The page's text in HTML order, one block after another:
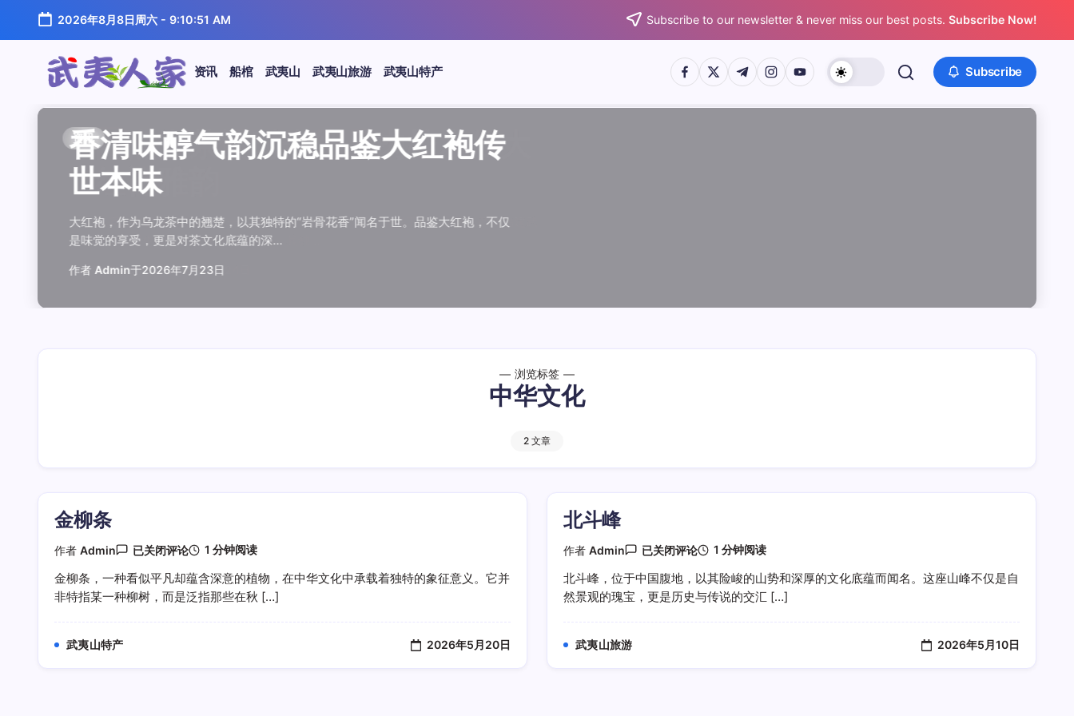
正
2026年8月8日周六- 9:10:52 AM Subscribe to our newsletter & never miss our best posts. Subscribe Now!
武
夷
资讯 船棺 武夷山 武夷山旅游 武夷山特产 https://www.facebook.com/
https://twitter.com/
https://t.me/
https://www.instagram.com/
https://youtube.com/ Subscribe
资讯
闲煮岩茶慢时光细品肉桂水仙大
红袍雅韵
在喧嚣的都市生活中，寻一处静谧，煮一壶岩茶，让时光慢下来。岩茶，产自福建武
夷山，因生长在岩石缝隙中而得名，其独…
作者 Admin于2026年7月24日
资讯
香清味醇气韵沉稳品鉴大红袍传
世本味
大红袍，作为乌龙茶中的翘楚，以其独特的“岩骨花香”闻名于世。品鉴大红袍，不仅
是味觉的享受，更是对茶文化底蕴的深…
作者 Admin于2026年7月23日
资讯
汤水顺滑底蕴绵长品鉴武夷水仙
温润质感
武夷水仙，作为乌龙茶中的经典品种，以其汤水顺滑、底蕴绵长而备受茶客青睐。品
鉴这款茶，仿佛在品味一段悠长的岁月，…
作者 Admin于2026年7月22日
资讯
唇齿留香久久不散品鉴武夷肉桂
独特魅力
武夷岩茶，素有“岩骨花香”之誉，而肉桂更是其中翘楚。其名源于香叶似肉桂，更因
其茶汤入口后，唇齿留香久久不散，令…
作者 Admin于2026年7月21日
资讯
岩韵浓淡各不同三款经典岩茶对
比品鉴
岩茶，作为乌龙茶中的瑰宝，以其独特的“岩韵”闻名于世。所谓岩韵，是茶叶在武夷
山丹霞地貌中吸收岩石矿物精华后形成…
作者 Admin于2026年7月20日
资讯
观汤色赏叶底全面品鉴肉桂水仙
大红袍
品鉴武夷岩茶，观汤色与赏叶底是关键环节。肉桂、水仙、大红袍作为岩茶代表，其
汤色与叶底各具特色，折射出工艺与山场…
作者 Admin于2026年7月19日
资讯
闲煮岩茶慢时光细品肉桂水仙大
红袍雅韵
在喧嚣的都市生活中，寻一处静谧，煮一壶岩茶，让时光慢下来。岩茶，产自福建武
夷山，因生长在岩石缝隙中而得名，其独…
作者 Admin于2026年7月24日
资讯
香清味醇气韵沉稳品鉴大红袍传
世本味
大红袍，作为乌龙茶中的翘楚，以其独特的“岩骨花香”闻名于世。品鉴大红袍，不仅
是味觉的享受，更是对茶文化底蕴的深…
作者 Admin于2026年7月23日
汤水顺滑底蕴绵长品鉴武夷水仙
温润质感
武夷水仙，作为乌龙茶中的经典品种，以其汤水顺滑、底蕴绵长而备受茶客青睐。品
鉴这款茶，仿佛在品味一段悠长的岁月，…
Admin于2026年7月22日
唇齿留香久久不散品鉴武夷肉桂
独特魅力
武夷岩茶，素有“岩骨花香”之誉，而肉桂更是其中翘楚。其名源于香叶似肉桂，更因
其茶汤入口后，唇齿留香久久不散，令…
Admin于2026年7月21日
岩韵浓淡各不同三款经典岩茶对
比品鉴
岩茶，作为乌龙茶中的瑰宝，以其独特的“岩韵”闻名于世。所谓岩韵，是茶叶在武夷
山丹霞地貌中吸收岩石矿物精华后形成…
Admin于2026年7月20日
观汤色赏叶底全面品鉴肉桂水仙
大红袍
品鉴武夷岩茶，观汤色与赏叶底是关键环节。肉桂、水仙、大红袍作为岩茶代表，其
汤色与叶底各具特色，折射出工艺与山场…
Admin于2026年7月19日
闲煮岩茶慢时光细品肉桂水仙大
红袍雅韵
在喧嚣的都市生活中，寻一处静谧，煮一壶岩茶，让时光慢下来。岩茶，产自福建武
夷山，因生长在岩石缝隙中而得名，其独…
Admin于2026年7月24日
香清味醇气韵沉稳品鉴大红袍传
世本味
大红袍，作为乌龙茶中的翘楚，以其独特的“岩骨花香”闻名于世。品鉴大红袍，不仅
是味觉的享受，更是对茶文化底蕴的深…
Admin于2026年7月23日
汤水顺滑底蕴绵长品鉴武夷水仙
温润质感
武夷水仙，作为乌龙茶中的经典品种，以其汤水顺滑、底蕴绵长而备受茶客青睐。品
鉴这款茶，仿佛在品味一段悠长的岁月，…
Admin于2026年7月22日
唇齿留香久久不散品鉴武夷肉桂
独特魅力
武夷岩茶，素有“岩骨花香”之誉，而肉桂更是其中翘楚。其名源于香叶似肉桂，更因
其茶汤入口后，唇齿留香久久不散，令…
Admin于2026年7月21日
岩韵浓淡各不同三款经典岩茶对
比品鉴
岩茶，作为乌龙茶中的瑰宝，以其独特的“岩韵”闻名于世。所谓岩韵，是茶叶在武夷
山丹霞地貌中吸收岩石矿物精华后形成…
Admin于2026年7月20日
观汤色赏叶底全面品鉴肉桂水仙
大红袍
品鉴武夷岩茶，观汤色与赏叶底是关键环节。肉桂、水仙、大红袍作为岩茶代表，其
汤色与叶底各具特色，折射出工艺与山场…
Admin于2026年7月19日
浏览标签
中华文化
2 文章
金柳条
作者 Admin
金
条
已关闭评论 1 分钟阅读
金柳条，一种看似平凡却蕴含深意的植物，在中华文化中承载着独特的象征意义。它并
非特指某一种柳树，而是泛指那些在秋 […]
武夷山特产 2026年5月20日
北斗峰
作者 Admin
北
峰
已关闭评论 1 分钟阅读
北斗峰，位于中国腹地，以其险峻的山势和深厚的文化底蕴而闻名。这座山峰不仅是自
然景观的瑰宝，更是历史与传说的交汇 […]
武夷山旅游 2026年5月10日